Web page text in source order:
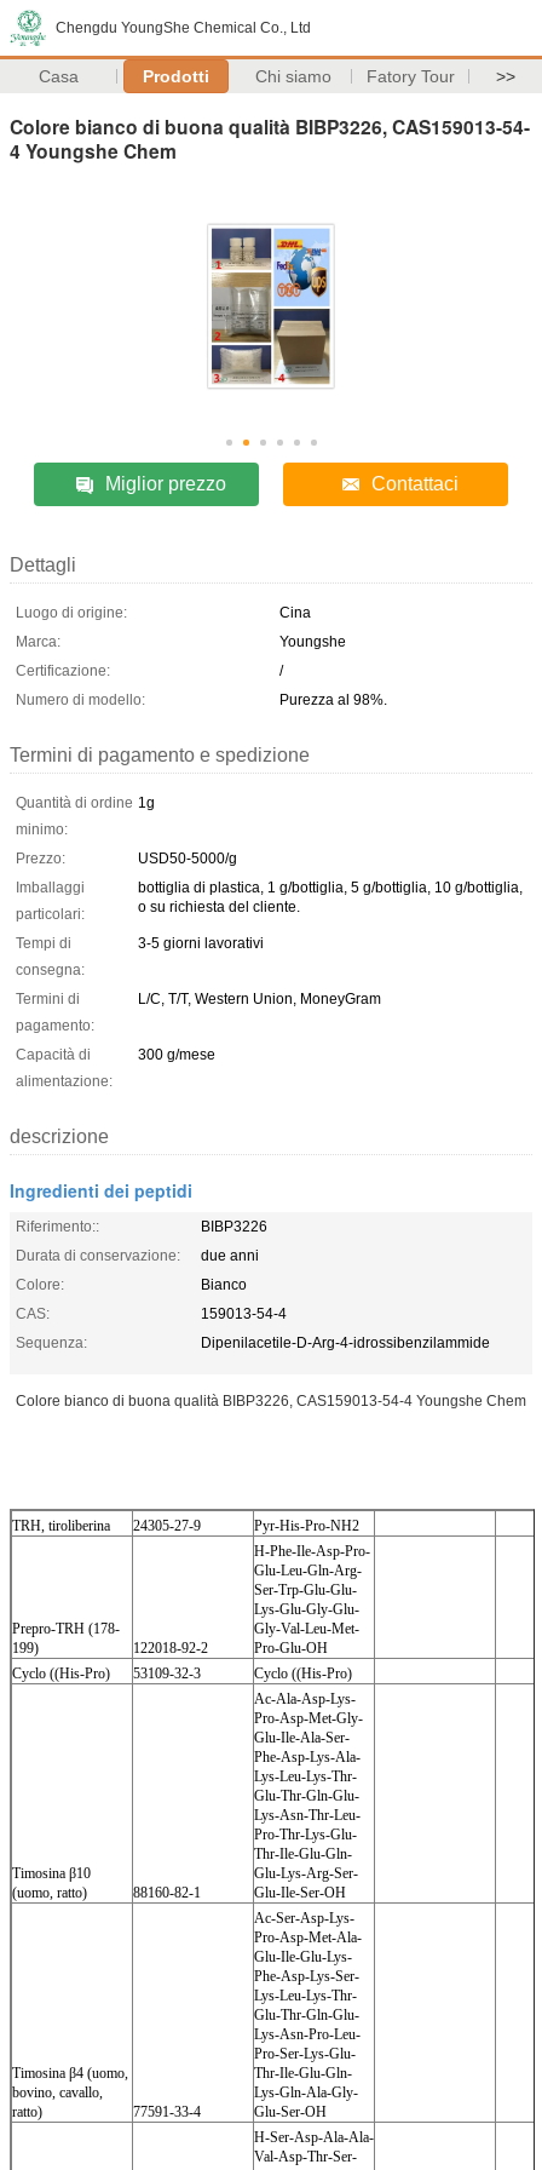
Chengdu YoungShe Chemical Co., Ltd
Casa Prodotti Chi siamo Fatory Tour >>
Colore bianco di buona qualità BIBP3226, CAS159013-54-
4 Youngshe Chem
Miglior prezzo Contattaci
Dettagli
Luogo di origine:
Cina
Marca:
Youngshe
Certificazione:
/
Numero di modello:
Purezza al 98%.
Termini di pagamento e spedizione
Quantità di ordine
minimo:
1g
Prezzo:
USD50-5000/g
Imballaggi
particolari:
bottiglia di plastica, 1 g/bottiglia, 5 g/bottiglia, 10 g/bottiglia,
o su richiesta del cliente.
Tempi di
consegna:
3-5 giorni lavorativi
Termini di
pagamento:
L/C, T/T, Western Union, MoneyGram
Capacità di
alimentazione:
300 g/mese
descrizione
Ingredienti dei peptidi
Riferimento::
BIBP3226
Durata di conservazione:
due anni
Colore:
Bianco
CAS:
159013-54-4
Sequenza:
Dipenilacetile-D-Arg-4-idrossibenzilammide
Colore bianco di buona qualità BIBP3226, CAS159013-54-4 Youngshe Chem
TRH, tiroliberina 24305-27-9 Pyr-His-Pro-NH2
Prepro-TRH (178-
199)
122018-92-2
H-Phe-Ile-Asp-Pro-
Glu-Leu-Gln-Arg-
Ser-Trp-Glu-Glu-
Lys-Glu-Gly-Glu-
Gly-Val-Leu-Met-
Pro-Glu-OH
Cyclo ((His-Pro)
53109-32-3 Cyclo ((His-Pro)
Timosina β10
(uomo, ratto)
88160-82-1
Ac-Ala-Asp-Lys-
Pro-Asp-Met-Gly-
Glu-Ile-Ala-Ser-
Phe-Asp-Lys-Ala-
Lys-Leu-Lys-Thr-
Glu-Thr-Gln-Glu-
Lys-Asn-Thr-Leu-
Pro-Thr-Lys-Glu-
Thr-Ile-Glu-Gln-
Glu-Lys-Arg-Ser-
Glu-Ile-Ser-OH
Timosina β4 (uomo,
bovino, cavallo,
ratto)
77591-33-4
Ac-Ser-Asp-Lys-
Pro-Asp-Met-Ala-
Glu-Ile-Glu-Lys-
Phe-Asp-Lys-Ser-
Lys-Leu-Lys-Thr-
Glu-Thr-Gln-Glu-
Lys-Asn-Pro-Leu-
Pro-Ser-Lys-Glu-
Thr-Ile-Glu-Gln-
Lys-Gln-Ala-Gly-
Glu-Ser-OH
H-Ser-Asp-Ala-Ala-
Val-Asp-Thr-Ser-